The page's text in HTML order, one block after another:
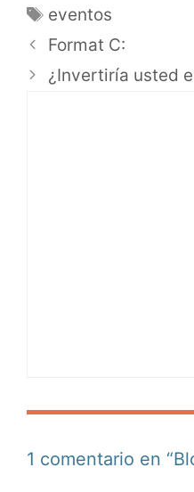
eventos
Format C:
¿Invertiría usted
1 comentario en